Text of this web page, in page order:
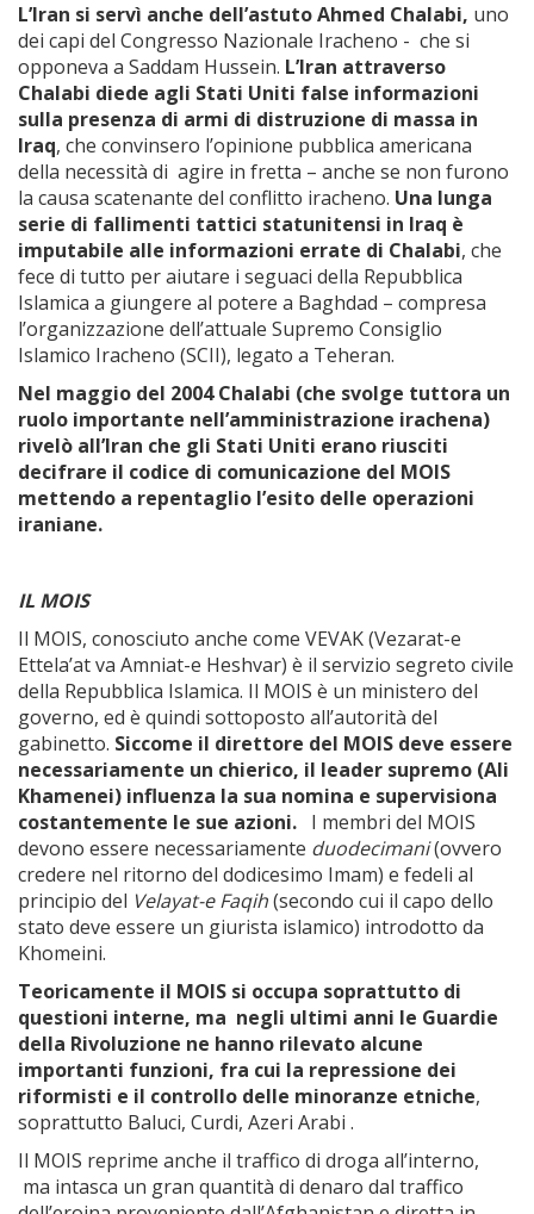
L’Iran si servì anche dell’astuto Ahmed Chalabi, uno
dei capi del Congresso Nazionale Iracheno - che si
opponeva a Saddam Hussein. L’Iran attraverso
Chalabi diede agli Stati Uniti false informazioni
sulla presenza di armi di distruzione di massa in
Iraq, che convinsero l’opinione pubblica americana
della necessità di agire in fretta – anche se non furono
la causa scatenante del conflitto iracheno. Una lunga
serie di fallimenti tattici statunitensi in Iraq è
imputabile alle informazioni errate di Chalabi, che
fece di tutto per aiutare i seguaci della Repubblica
Islamica a giungere al potere a Baghdad – compresa
l’organizzazione dell’attuale Supremo Consiglio
Islamico Iracheno (SCII), legato a Teheran.
Nel maggio del 2004 Chalabi (che svolge tuttora un
ruolo importante nell’amministrazione irachena)
rivelò all’Iran che gli Stati Uniti erano riusciti
decifrare il codice di comunicazione del MOIS
mettendo a repentaglio l’esito delle operazioni
iraniane.
IL MOIS
Il MOIS, conosciuto anche come VEVAK (Vezarat-e
Ettela’at va Amniat-e Heshvar) è il servizio segreto civile
della Repubblica Islamica. Il MOIS è un ministero del
governo, ed è quindi sottoposto all’autorità del
gabinetto. Siccome il direttore del MOIS deve essere
necessariamente un chierico, il leader supremo (Ali
Khamenei) influenza la sua nomina e supervisiona
costantemente le sue azioni. I membri del MOIS
devono essere necessariamente duodecimani(ovvero
credere nel ritorno del dodicesimo Imam) e fedeli al
principio del Velayat-e Faqih(secondo cui il capo dello
stato deve essere un giurista islamico) introdotto da
Khomeini.
Teoricamente il MOIS si occupa soprattutto di
questioni interne, ma negli ultimi anni le Guardie
della Rivoluzione ne hanno rilevato alcune
importanti funzioni, fra cui la repressione dei
riformisti e il controllo delle minoranze etniche,
soprattutto Baluci, Curdi, Azeri Arabi .
Il MOIS reprime anche il traffico di droga all’interno,
ma intasca un gran quantità di denaro dal traffico